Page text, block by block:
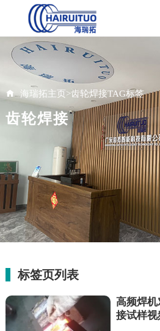
海瑞拓主页>齿轮焊接TAG标签
齿轮焊接
标签页列表
高频焊
接试样视